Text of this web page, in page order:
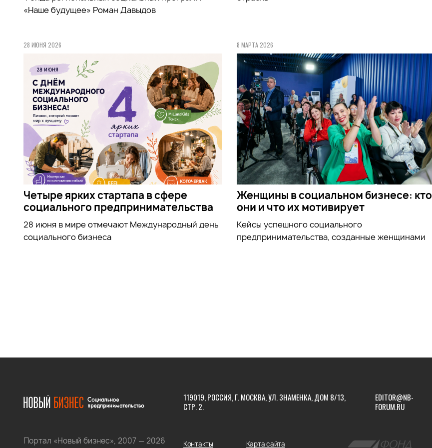
«Наше будущее» Роман Давыдов
28 ИЮНЯ 2026
Четыре ярких стартапа в сфере
социального предпринимательства
28 июня в мире отмечают Международный день
социального бизнеса
8 МАРТА 2026
Женщины в социальном бизнесе: кто
они и что их мотивирует
Кейсы успешного социального
предпринимательства, созданные женщинами
119019, РОССИЯ, Г. МОСКВА, УЛ. ЗНАМЕНКА, ДОМ 8/13,
СТР. 2.
EDITOR@NB-
FORUM.RU
Портал «Новый бизнес», 2007 — 2026
Контакты Карта сайта